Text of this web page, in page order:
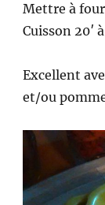
Mettre à four
Cuisson 20′
Excellent
et/ou